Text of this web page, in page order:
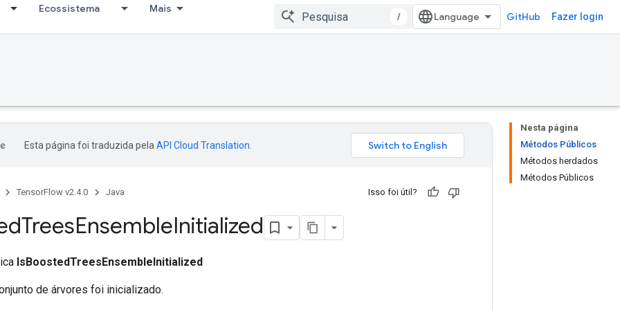
Ecossistema Mais
/ GitHub Fazer login
Nesta página
Métodos Públicos
Métodos herdados
Métodos Públicos
Esta página foi traduzida pela API Cloud Translation
TensorFlow v2.4.0 Java Isso foi útil?
TreesEnsembleInitialized
IsBoostedTreesEnsembleInitialized
de árvores foi inicializado.